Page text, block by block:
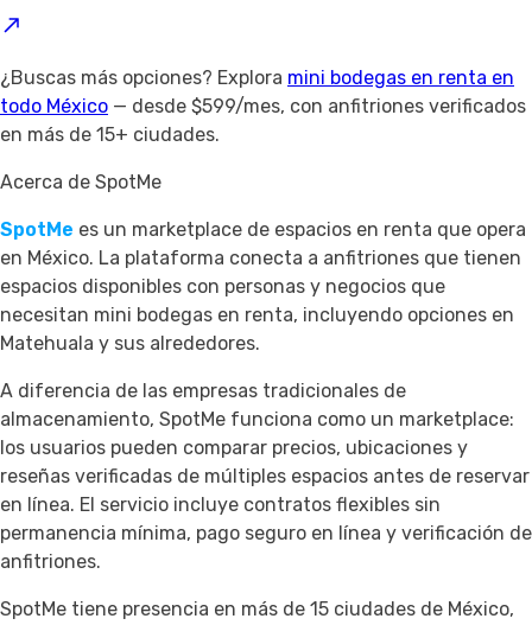
¿Buscas más opciones? Explora mini bodegas en renta en
todo México — desde $599/mes, con anfitriones verificados
en más de 15+ ciudades.
Acerca de SpotMe
SpotMe es un marketplace de espacios en renta que opera
en México. La plataforma conecta a anfitriones que tienen
espacios disponibles con personas y negocios que
necesitan mini bodegas en renta, incluyendo opciones en
Matehuala y sus alrededores.
A diferencia de las empresas tradicionales de
almacenamiento, SpotMe funciona como un marketplace:
los usuarios pueden comparar precios, ubicaciones y
reseñas verificadas de múltiples espacios antes de reservar
en línea. El servicio incluye contratos flexibles sin
permanencia mínima, pago seguro en línea y verificación de
anfitriones.
SpotMe tiene presencia en más de 15 ciudades de México,